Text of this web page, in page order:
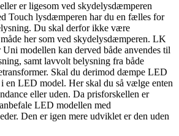
er ligesom ved skydelysdæmperen
Touch lysdæmperen har du en fælles for
Du skal derfor ikke være
her som ved skydelysdæmperen. LK
modellen kan derved både anvendes til
samt lavvolt belysning fra både
Skal du derimod dæmpe LED
en LED model. Her skal du så vælge enten
eller uden. Da prisforskellen er
LED modellen med
Den er igen mere udviklet er den uden